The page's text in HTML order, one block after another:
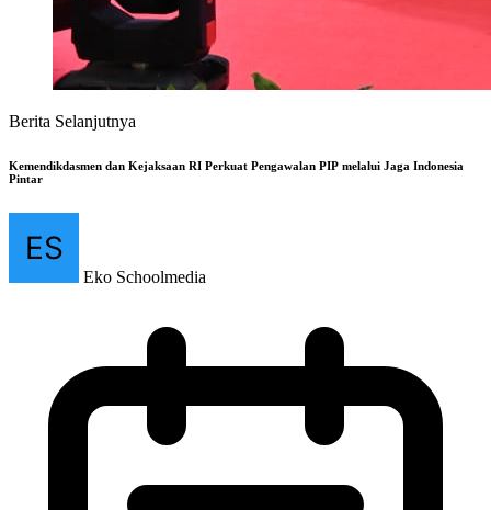
Berita Selanjutnya
Kemendikdasmen dan Kejaksaan RI Perkuat Pengawalan PIP melalui Jaga Indonesia
Pintar
Eko Schoolmedia